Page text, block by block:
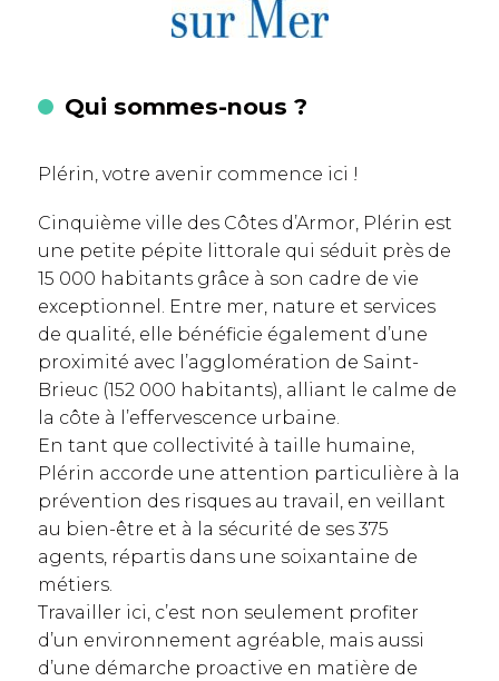
Qui sommes-nous ?
Plérin, votre avenir commence ici !
Cinquième ville des Côtes d’Armor, Plérin est
une petite pépite littorale qui séduit près de
15 000 habitants grâce à son cadre de vie
exceptionnel. Entre mer, nature et services
de qualité, elle bénéficie également d’une
proximité avec l’agglomération de Saint-
Brieuc (152 000 habitants), alliant le calme de
la côte à l’effervescence urbaine.
En tant que collectivité à taille humaine,
Plérin accorde une attention particulière à la
prévention des risques au travail, en veillant
au bien-être et à la sécurité de ses 375
agents, répartis dans une soixantaine de
métiers.
Travailler ici, c’est non seulement profiter
d’un environnement agréable, mais aussi
d’une démarche proactive en matière de